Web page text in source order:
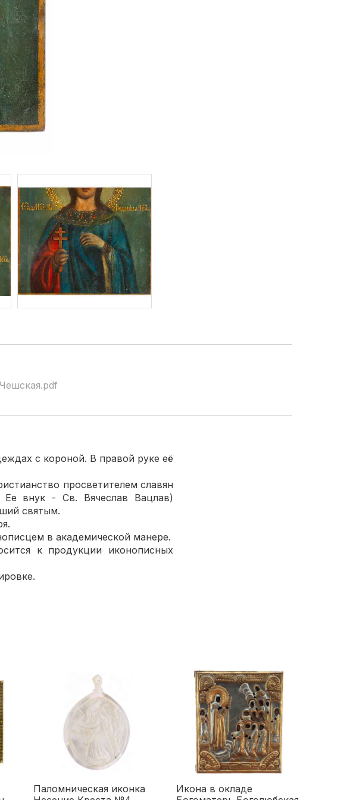
с короной. В правой руке её
просветителем славян
Ее внук - Св. Вячеслав Вацлав)
святым.
в академической манере.
к продукции иконописных
Паломническая иконка
Икона в окладе